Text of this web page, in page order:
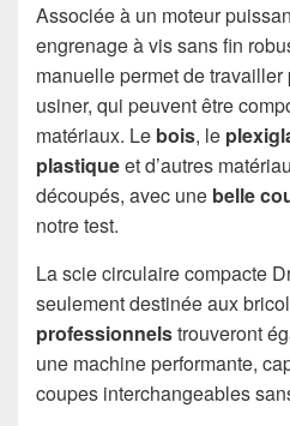
Associée à un moteur
engrenage à vis sans fin
manuelle permet de
usiner, qui peuvent être
matériaux. Le bois, le
plastiqueet d’autres
découpés, avec une belle
notre test.
La scie circulaire compacte
seulement destinée aux
professionnelstrouveront
une machine performante,
coupes interchangeables